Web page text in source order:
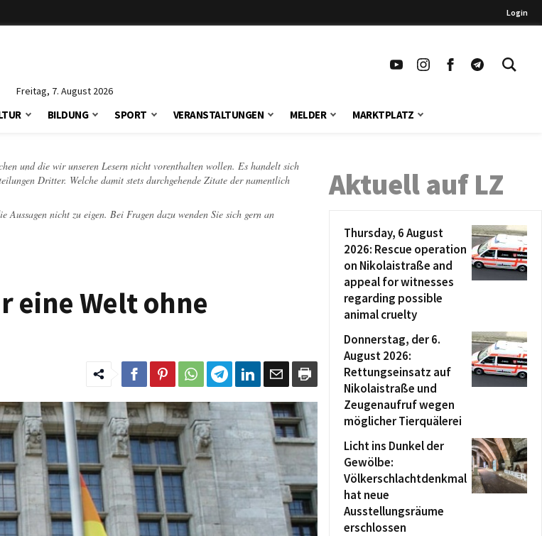
Login
Freitag, 7. August 2026
BILDUNG SPORT VERANSTALTUNGEN MELDER MARKTPLATZ
und die wir unseren Lesern nicht vorenthalten wollen. Es handelt sich
Dritter. Welche damit stets durchgehende Zitate der namentlich
nicht zu eigen. Bei Fragen dazu wenden Sie sich gern an
eine Welt ohne
Aktuell auf LZ
Thursday, 6 August
2026: Rescue operation
on Nikolaistraße and
appeal for witnesses
regarding possible
animal cruelty
Donnerstag, der 6.
August 2026:
Rettungseinsatz auf
Nikolaistraße und
Zeugenaufruf wegen
möglicher Tierquälerei
Licht ins Dunkel der
Gewölbe:
Völkerschlachtdenkmal
hat neue
Ausstellungsräume
erschlossen